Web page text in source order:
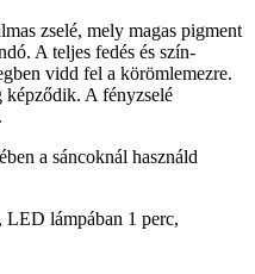
zselé, mely magas pigment
A teljes fedés és szín-
vidd fel a körömlemezre.
képződik. A fényzselé
a sáncoknál használd
lámpában 1 perc,